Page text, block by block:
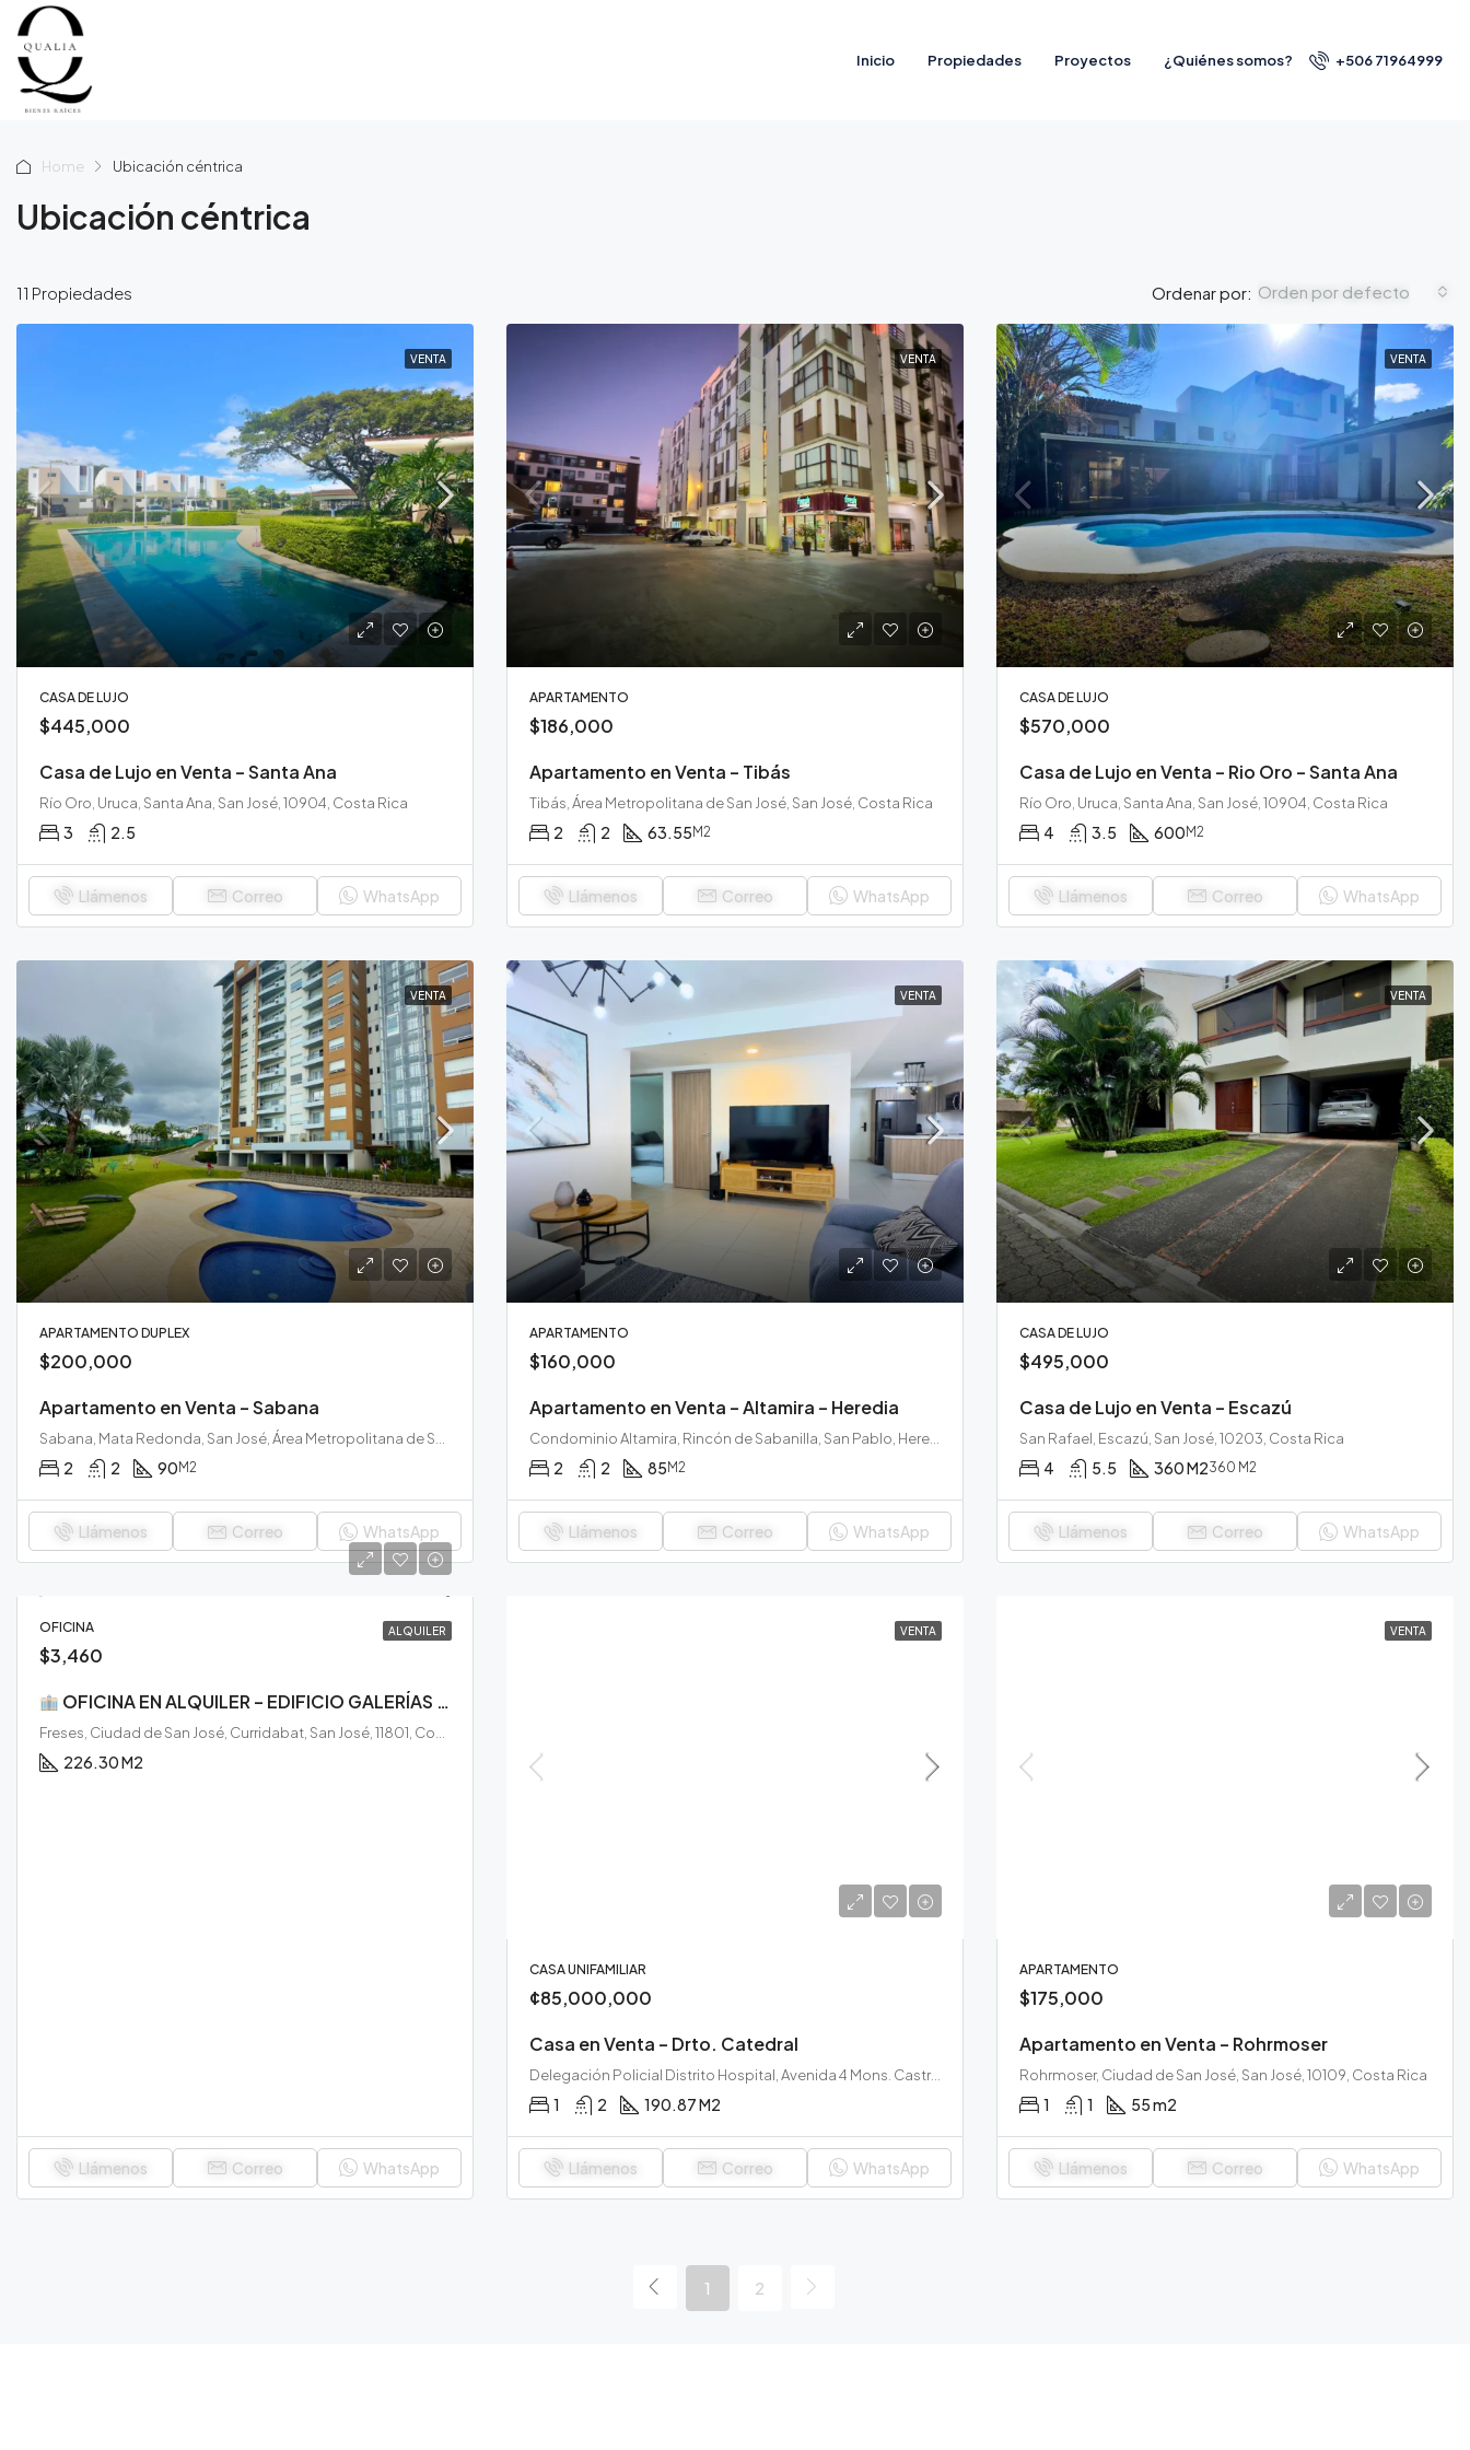
Inicio Propiedades Proyectos ¿Quiénes somos? +506 71964999
Home Ubicación céntrica
Ubicación céntrica
11 Propiedades Ordenar por: Orden por defecto
VENTA
CASA DE LUJO
$445,000
Casa de Lujo en Venta – Santa Ana
Río Oro, Uruca, Santa Ana, San José, 10904, Costa Rica
3 2.5
Llámenos Correo WhatsApp
VENTA
APARTAMENTO
$186,000
Apartamento en Venta – Tibás
Tibás, Área Metropolitana de San José, San José, Costa Rica
2 2 63.55M2
Llámenos Correo WhatsApp
VENTA
CASA DE LUJO
$570,000
Casa de Lujo en Venta – Rio Oro – Santa Ana
Río Oro, Uruca, Santa Ana, San José, 10904, Costa Rica
4 3.5 600M2
Llámenos Correo WhatsApp
VENTA
APARTAMENTO DUPLEX
$200,000
Apartamento en Venta – Sabana
2 2 90M2
Llámenos Correo WhatsApp
VENTA
APARTAMENTO
$160,000
Apartamento en Venta – Altamira – Heredia
2 2 85M2
Llámenos Correo WhatsApp
VENTA
CASA DE LUJO
$495,000
Casa de Lujo en Venta – Escazú
San Rafael, Escazú, San José, 10203, Costa Rica
4 5.5 360 M2360 M2
Llámenos Correo WhatsApp
ALQUILER
OFICINA
$3,460
OFICINA EN ALQUILER – EDIFICIO GALERÍAS DEL ESTE, CURRIDABAT
226.30 M2
Llámenos Correo WhatsApp
VENTA
CASA UNIFAMILIAR
¢85,000,000
Casa en Venta – Drto. Catedral
Delegación Policial Distrito Hospital, Avenida 4 Mons. Castro Jiménez, Soledad, Centro Hospital, Hospital, San José, 10103, Costa Rica
1 2 190.87 M2
Llámenos Correo WhatsApp
VENTA
APARTAMENTO
$175,000
Apartamento en Venta – Rohrmoser
Rohrmoser, Ciudad de San José, San José, 10109, Costa Rica
1 1 55 m2
Llámenos Correo WhatsApp
1 2